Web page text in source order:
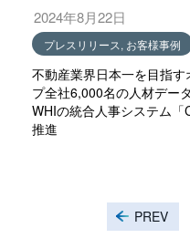
2024年8月22日
プレスリリース, お客様事例
不動産業界日本一を目指
プ全社6,000名の人材デー
WHIの統合人事システム
推進
PREV